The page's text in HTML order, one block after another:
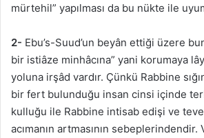
mürtehil” yapılması da bu nükte ile
2- Ebu’s-Suud’un beyân ettiği üzere
bir istiâze minhâcına” yani korumaya
yoluna irşâd vardır. Çünkü Rabbine
bir fert bulunduğu insan cinsi içinde
kulluğu ile Rabbine intisab edişi ve
acımanın artmasının sebeplerindendir.